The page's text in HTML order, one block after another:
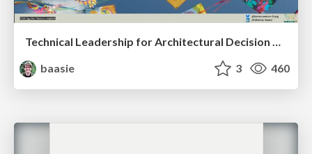
Technical Leadership for Architectural Decision Making
baasie
3 460